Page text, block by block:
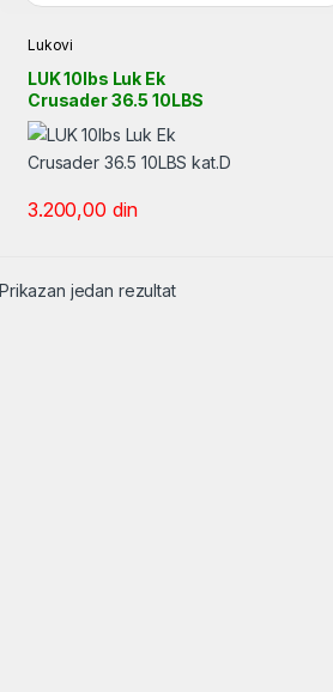
Lukovi
LUK 10lbs Luk Ek
Crusader 36.5 10LBS
kat.D
3.200,00 din
Prikazan jedan rezultat